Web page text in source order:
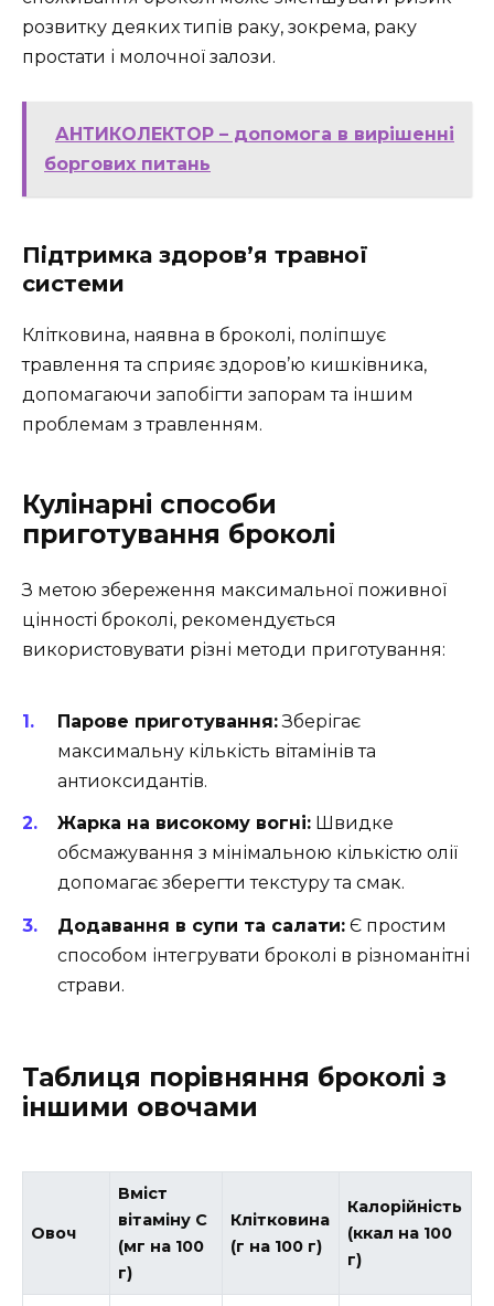
розвитку деяких типів раку, зокрема, раку
простати і молочної залози.
АНТИКОЛЕКТОР – допомога в вирішенні
боргових питань
Підтримка здоров’я травної
системи
Клітковина, наявна в броколі, поліпшує
травлення та сприяє здоров’ю кишківника,
допомагаючи запобігти запорам та іншим
проблемам з травленням.
Кулінарні способи
приготування броколі
З метою збереження максимальної поживної
цінності броколі, рекомендується
використовувати різні методи приготування:
Парове приготування:Зберігає
максимальну кількість вітамінів та
антиоксидантів.
Жарка на високому вогні: Швидке
обсмажування з мінімальною кількістю олії
допомагає зберегти текстуру та смак.
Додавання в супи та салати: Є простим
способом інтегрувати броколі в різноманітні
страви.
Таблиця порівняння броколі з
іншими овочами
Овоч
Вміст
вітаміну C
(мг на 100
г)
Клітковина
(г на 100 г)
Калорійність
(ккал на 100
г)